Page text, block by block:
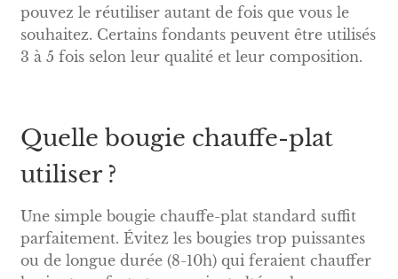
pouvez le réutiliser autant de fois que vous le
souhaitez. Certains fondants peuvent être utilisés
3 à 5 fois selon leur qualité et leur composition.
Quelle bougie chauffe-plat
utiliser ?
Une simple bougie chauffe-plat standard suffit
parfaitement. Évitez les bougies trop puissantes
ou de longue durée (8-10h) qui feraient chauffer